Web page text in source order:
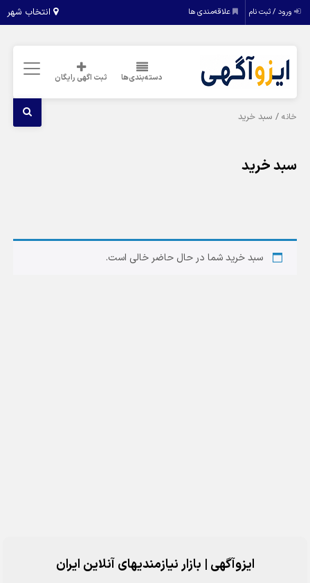
انتخاب شهر ورود / ثبت نام علاقه‌مندی ها
دسته‌بندی‌ها ثبت اگهی رایگان
خانه / سبد خرید
سبد خرید
سبد خرید شما در حال حاضر خالی است.
ایزوآگهی | بازار نیازمندیهای آنلاین ایران